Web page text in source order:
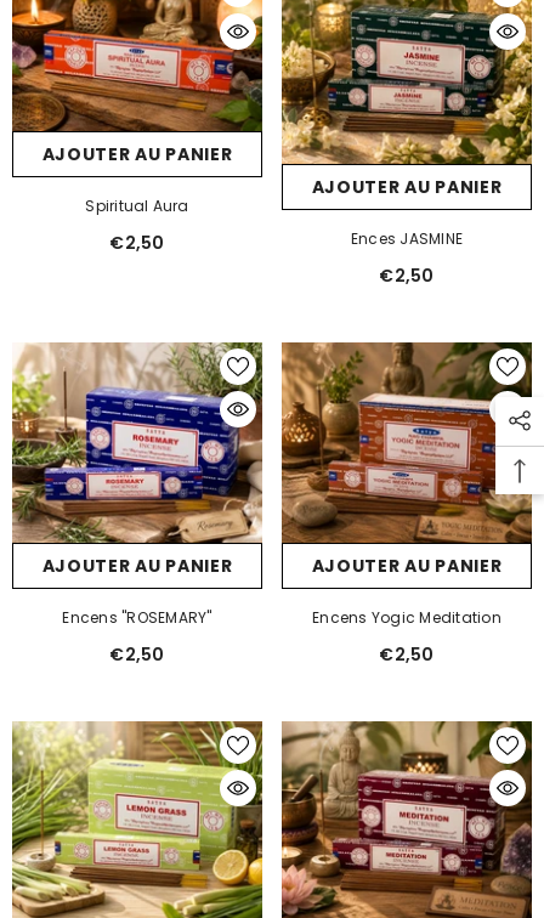
AJOUTER AU PANIER
Spiritual Aura
€2,50
AJOUTER AU PANIER
Ences JASMINE
€2,50
AJOUTER AU PANIER
Encens "ROSEMARY"
€2,50
AJOUTER AU PANIER
Encens Yogic Meditation
€2,50